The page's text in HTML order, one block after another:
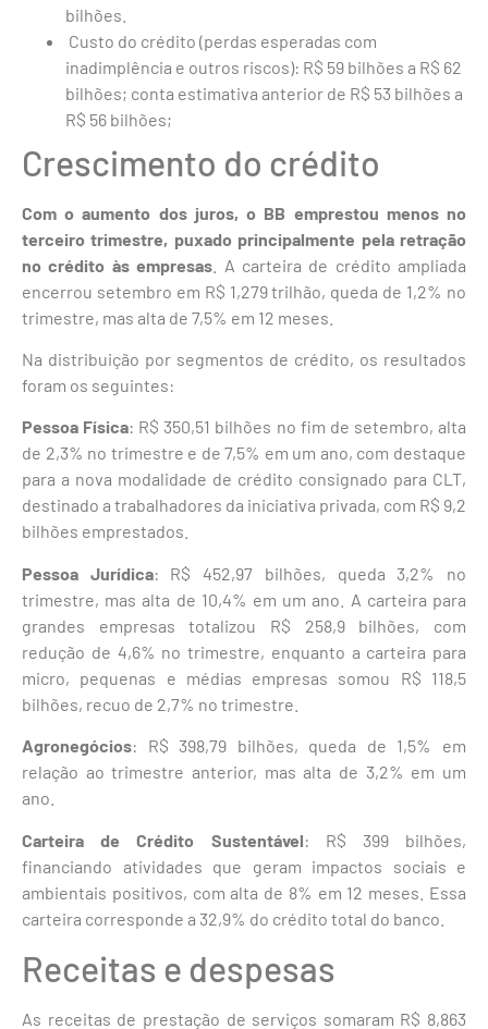
bilhões.
Custo do crédito (perdas esperadas com
inadimplência e outros riscos): R$ 59 bilhões a R$ 62
bilhões; conta estimativa anterior de R$ 53 bilhões a
R$ 56 bilhões;
Crescimento do crédito
Com o aumento dos juros, o BB emprestou menos no
terceiro trimestre, puxado principalmente pela retração
no crédito às empresas . A carteira de crédito ampliada
encerrou setembro em R$ 1,279 trilhão, queda de 1,2% no
trimestre, mas alta de 7,5% em 12 meses.
Na distribuição por segmentos de crédito, os resultados
foram os seguintes:
Pessoa Física: R$ 350,51 bilhões no fim de setembro, alta
de 2,3% no trimestre e de 7,5% em um ano, com destaque
para a nova modalidade de crédito consignado para CLT,
destinado a trabalhadores da iniciativa privada, com R$ 9,2
bilhões emprestados.
Pessoa Jurídica: R$ 452,97 bilhões, queda 3,2% no
trimestre, mas alta de 10,4% em um ano. A carteira para
grandes empresas totalizou R$ 258,9 bilhões, com
redução de 4,6% no trimestre, enquanto a carteira para
micro, pequenas e médias empresas somou R$ 118,5
bilhões, recuo de 2,7% no trimestre.
Agronegócios: R$ 398,79 bilhões, queda de 1,5% em
relação ao trimestre anterior, mas alta de 3,2% em um
ano.
Carteira de Crédito Sustentável: R$ 399 bilhões,
financiando atividades que geram impactos sociais e
ambientais positivos, com alta de 8% em 12 meses. Essa
carteira corresponde a 32,9% do crédito total do banco.
Receitas e despesas
As receitas de prestação de serviços somaram R$ 8,863